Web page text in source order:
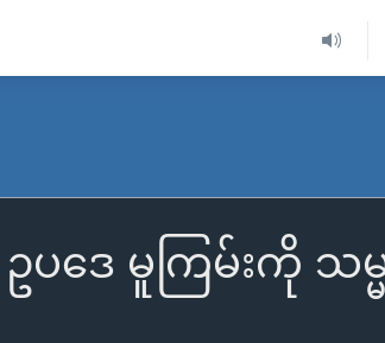
ဒေ မူကြမ်းကို သမ္